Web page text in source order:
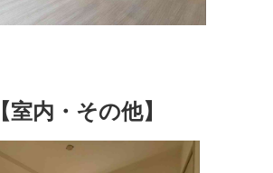
【室内・その他】